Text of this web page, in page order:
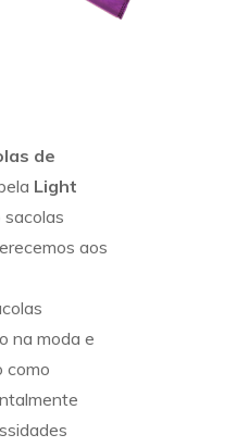
de
Light
sacolas
aos
na moda e
como